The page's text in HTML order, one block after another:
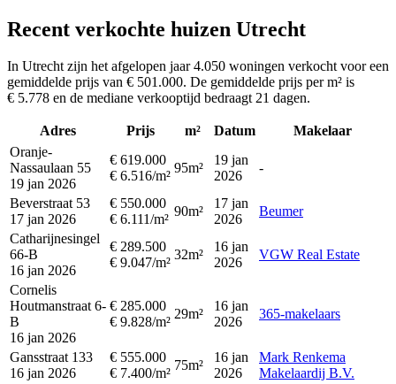
Recent verkochte huizen Utrecht
In Utrecht zijn het afgelopen jaar 4.050 woningen verkocht voor een
gemiddelde prijs van € 501.000. De gemiddelde prijs per m² is
€ 5.778 en de mediane verkooptijd bedraagt 21 dagen.
Adres Prijs m² Datum
Makelaar
Oranje-
Nassaulaan 55
19 jan 2026
€ 619.000
€ 6.516/m²
95m²
19 jan
2026
-
Beverstraat 53
17 jan 2026
€ 550.000
€ 6.111/m²
90m²
17 jan
2026
Beumer
Catharijnesingel
66-B
16 jan 2026
€ 289.500
€ 9.047/m²
32m²
16 jan
2026
VGW Real Estate
Cornelis
Houtmanstraat 6-
B
16 jan 2026
€ 285.000
€ 9.828/m²
29m²
16 jan
2026
365-makelaars
Gansstraat 133
16 jan 2026
€ 555.000
€ 7.400/m²
75m²
16 jan
2026
Mark Renkema
Makelaardij B.V.